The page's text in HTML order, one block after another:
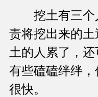
挖土有三个
责将挖出来的
土的人累了，
有些磕磕绊绊
很快。